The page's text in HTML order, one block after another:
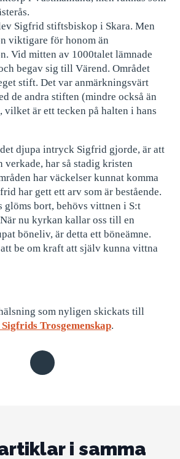
Sigfrid stiftsbiskop i Skara. Men
viktigare för honom än
Vid mitten av 1000talet lämnade
begav sig till Värend. Området
stift. Det var anmärkningsvärt
de andra stiften (mindre också än
är ett tecken på halten i hans
djupa intryck Sigfrid gjorde, är att
verkade, har så stadig kristen
har väckelser kunnat komma
har gett ett arv som är bestående.
glöms bort, behövs vittnen i S:t
nu kyrkan kallar oss till en
böneliv, är detta ett böneämne.
be om kraft att själv kunna vittna
som nyligen skickats till
Sigfrids Trosgemenskap.
i samma